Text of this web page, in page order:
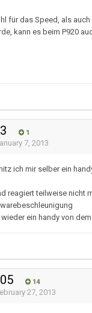
für das Speed, als
kann es beim P920
1
7, 2013
ich mir selber ein
reagiert teilweise nicht
ein handy von
14
27, 2013